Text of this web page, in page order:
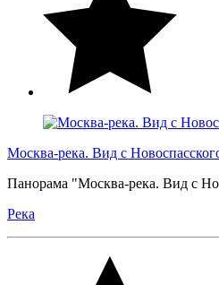
Москва-река. Вид с
Панорама "Москва-река. Вид с
Река